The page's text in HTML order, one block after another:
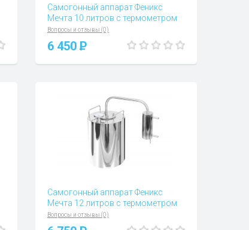
Самогонный аппарат Феникс
Мечта 10 литров с термометром
Вопросы и отзывы (0)
6 450 P
Самогонный аппарат Феникс
Мечта 12 литров с термометром
Вопросы и отзывы (0)